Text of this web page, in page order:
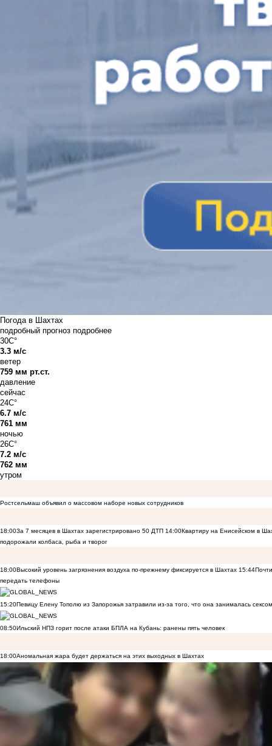
Погода в Шахтах
подробный прогноз подробнее
30C°
3.3 м/с
ветер
759 мм рт.ст.
давление
сейчас
24C°
6.7 м/с
761 мм
ночью
26C°
7.2 м/с
762 мм
утром
Ростсельмаш объявил о массовом наборе новых сотрудников
18:00За 7 месяцев в Шахтах зарегистрировано 50 ДТП 14:00Квартиру на Енисейском в
подорожали колбаса, рыба и творог
18:00Высокий уровень загрязнения воздуха по-прежнему фиксируется в Шахтах 15:44
передать телефоны
15:20Певицу Елену Тополю из Запорожья затравили из-за того, что она занималась
08:50Ильский НПЗ горит после атаки БПЛА на Кубань: ранены пять человек
18:00Аномальная жара будет держаться на этих выходных в Шахтах